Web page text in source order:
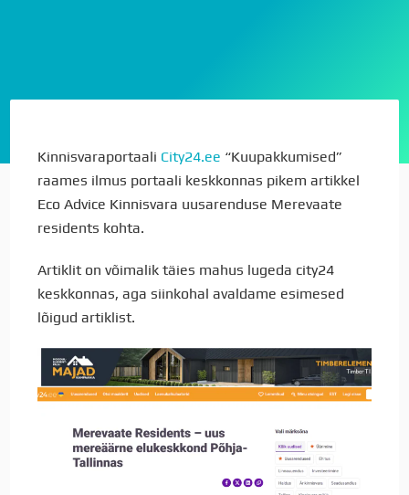
Kinnisvaraportaali City24.ee “Kuupakkumised”
raames ilmus portaali keskkonnas pikem artikkel
Eco Advice Kinnisvara uusarenduse Merevaate
residents kohta.
Artiklit on võimalik täies mahus lugeda city24
keskkonnas, aga siinkohal avaldame esimesed
lõigud artiklist.